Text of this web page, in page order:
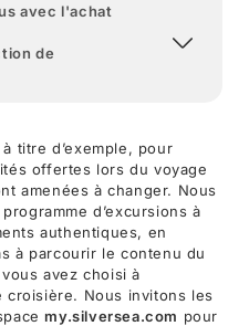
avec l'achat
de
titre d’exemple, pour
offertes lors du voyage
amenées à changer. Nous
d’excursions à
authentiques, en
à parcourir le contenu du
avez choisi à
croisière. Nous invitons les
my.silversea.com pour